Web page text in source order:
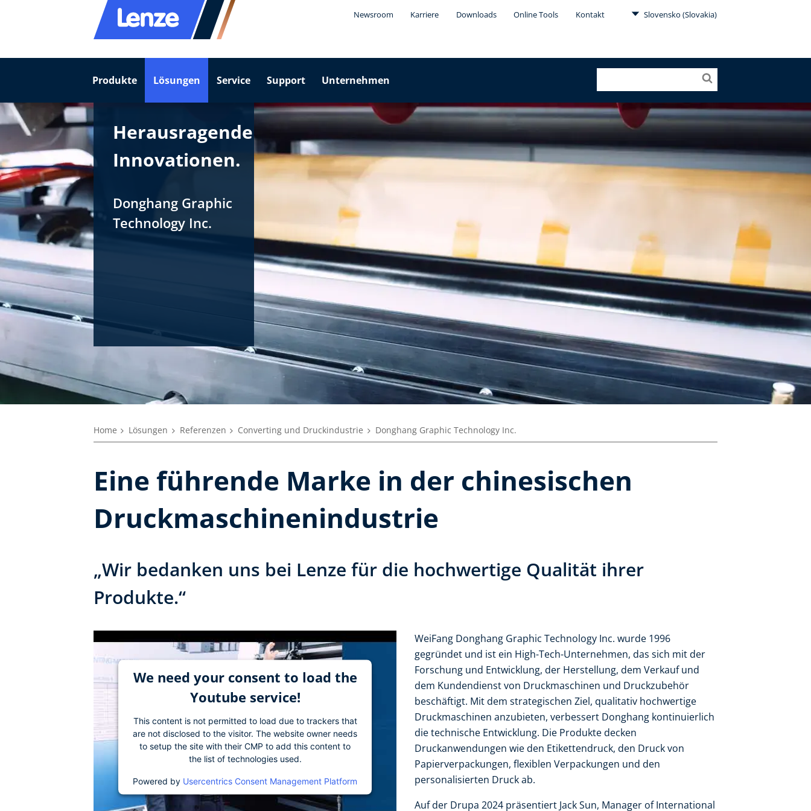
Newsroom Karriere Downloads Online Tools Kontakt Slovensko (Slovakia)
Produkte Lösungen Service Support Unternehmen
Herausragende
Innovationen.
Donghang Graphic
Technology Inc.
Home Lösungen Referenzen Converting und Druckindustrie Donghang Graphic Technology Inc.
Eine führende Marke in der chinesischen
Druckmaschinenindustrie
„Wir bedanken uns bei Lenze für die hochwertige Qualität ihrer
Produkte.“
We need your consent to load the
Youtube service!
This content is not permitted to load due to trackers that
are not disclosed to the visitor. The website owner needs
to setup the site with their CMP to add this content to
the list of technologies used.
Powered by Usercentrics Consent Management Platform
WeiFang Donghang Graphic Technology Inc. wurde 1996
gegründet und ist ein High-Tech-Unternehmen, das sich mit der
Forschung und Entwicklung, der Herstellung, dem Verkauf und
dem Kundendienst von Druckmaschinen und Druckzubehör
beschäftigt. Mit dem strategischen Ziel, qualitativ hochwertige
Druckmaschinen anzubieten, verbessert Donghang kontinuierlich
die technische Entwicklung. Die Produkte decken
Druckanwendungen wie den Etikettendruck, den Druck von
Papierverpackungen, flexiblen Verpackungen und den
personalisierten Druck ab.
Auf der Drupa 2024 präsentiert Jack Sun, Manager of International